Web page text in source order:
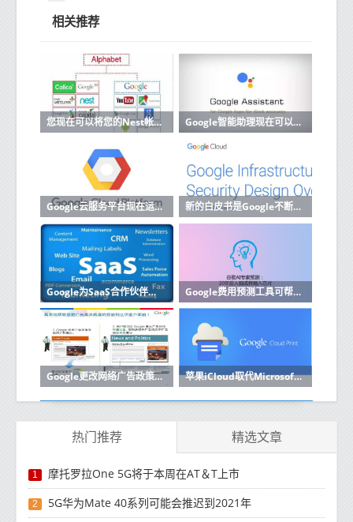
相关推荐
您现在可以将您的Nest帐户迁移到Google帐户 Google智能助理现在可以阅读和回复来自更多应用的消息
Google云服务平台现在运行内部部署 新的白皮书是Google不断努力使其云计算运营更加透明的一部分
Google为SaaS合作伙伴启动了新的云计划 Google费用预测工具可帮助企业改善预算云成本
Google更改网络广告政策以符合欧盟的GDPR 苹果iCloud取代Microsoft Azure缺席Google Cloud
热门推荐 精选文章
1 摩托罗拉One 5G将于本周在AT＆T上市
2 5G华为Mate 40系列可能会推迟到2021年